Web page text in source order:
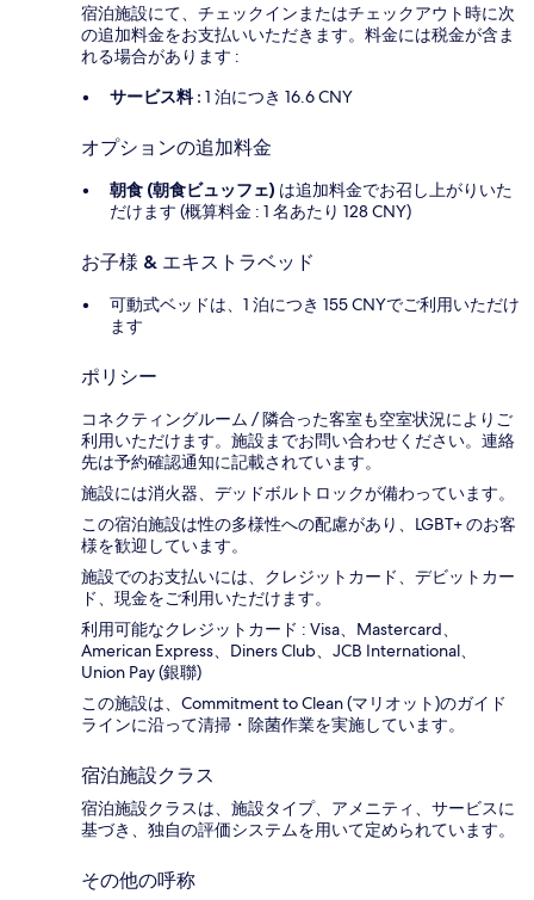
宿泊施設にて、チェックインまたはチェックアウト時に次
の追加料金をお支払いいただきます。料金には税金が含ま
れる場合があります :
サービス料 : 1 泊につき 16.6 CNY
オプションの追加料金
朝食 (朝食ビュッフェ) は追加料金でお召し上がりいた
だけます (概算料金 : 1 名あたり 128 CNY)
お子様 & エキストラベッド
可動式ベッドは、1 泊につき 155 CNYでご利用いただけ
ます
ポリシー
コネクティングルーム / 隣合った客室も空室状況によりご
利用いただけます。施設までお問い合わせください。連絡
先は予約確認通知に記載されています。
施設には消火器、デッドボルトロックが備わっています。
この宿泊施設は性の多様性への配慮があり、LGBT+ のお客
様を歓迎しています。
施設でのお支払いには、クレジットカード、デビットカー
ド、現金をご利用いただけます。
利用可能なクレジットカード : Visa、Mastercard、
American Express、Diners Club、JCB International、
Union Pay (銀聯)
この施設は、Commitment to Clean (マリオット)のガイド
ラインに沿って清掃・除菌作業を実施しています。
宿泊施設クラス
宿泊施設クラスは、施設タイプ、アメニティ、サービスに
基づき、独自の評価システムを用いて定められています。
その他の呼称